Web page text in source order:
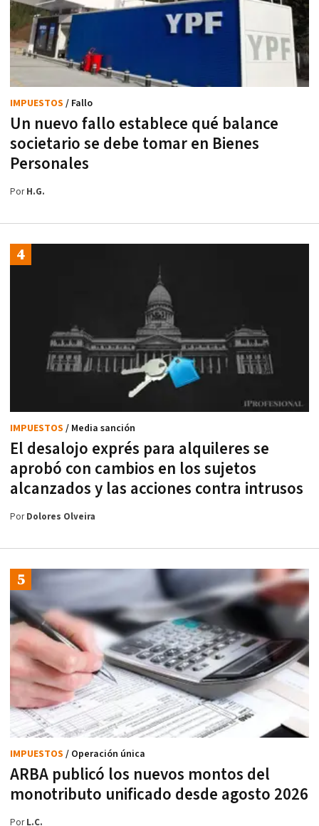
Un nuevo fallo establece qué balance
societario se debe tomar en Bienes
Personales
IMPUESTOS / Fallo
PorH.G.
El desalojo exprés para alquileres se
aprobó con cambios en los sujetos
alcanzados y las acciones contra intrusos
IMPUESTOS / Media sanción
PorDolores Olveira
ARBA publicó los nuevos montos del
monotributo unificado desde agosto 2026
IMPUESTOS / Operación única
PorL.C.